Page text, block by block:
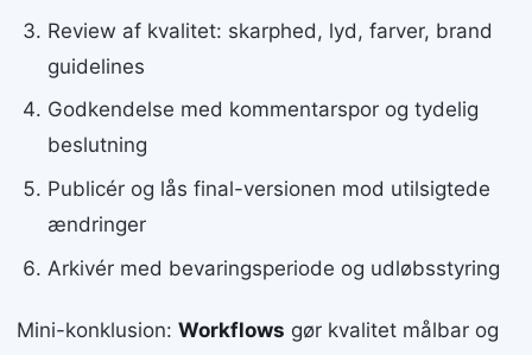
Review af kvalitet: skarphed, lyd, farver, brand
guidelines
Godkendelse med kommentarspor og tydelig
beslutning
Publicér og lås final-versionen mod utilsigtede
ændringer
Arkivér med bevaringsperiode og udløbsstyring
Mini-konklusion: Workflows gør kvalitet målbar og